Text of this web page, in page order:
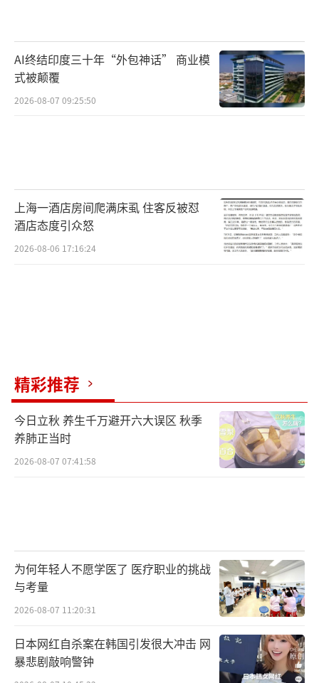
AI终结印度三十年“外包神话” 商业模
式被颠覆
2026-08-07 09:25:50
上海一酒店房间爬满床虱 住客反被怼
酒店态度引众怒
2026-08-06 17:16:24
精彩推荐
今日立秋 养生千万避开六大误区 秋季
养肺正当时
2026-08-07 07:41:58
为何年轻人不愿学医了 医疗职业的挑战
与考量
2026-08-07 11:20:31
日本网红自杀案在韩国引发很大冲击 网
暴悲剧敲响警钟